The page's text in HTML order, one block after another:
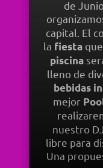
de
capital. El
la fiesta
piscina
lleno de
bebidas
mejor
nuestro
libre para
Una